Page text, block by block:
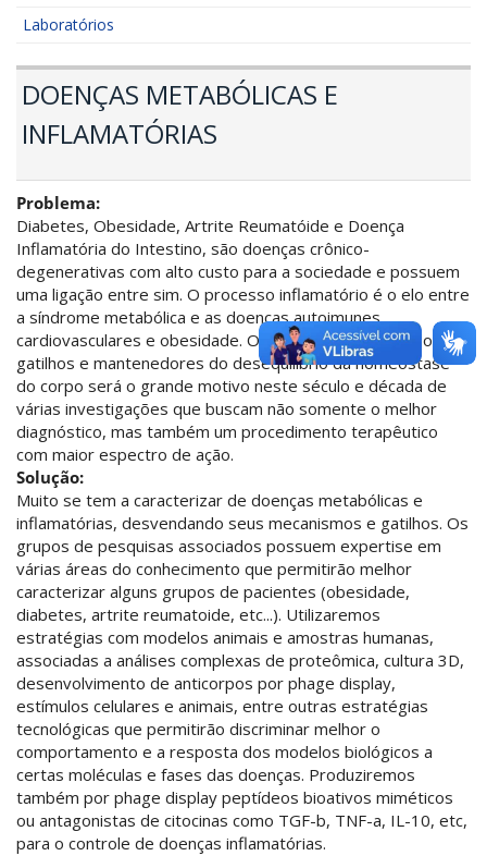
Laboratórios
DOENÇAS METABÓLICAS E
INFLAMATÓRIAS
Problema:
Diabetes, Obesidade, Artrite Reumatóide e Doença
Inflamatória do Intestino, são doenças crônico-
degenerativas com alto custo para a sociedade e possuem
uma ligação entre sim. O processo inflamatório é o elo entre
a síndrome metabólica e as doenças autoimunes,
cardiovasculares e obesidade. O conhecimento de todos os
gatilhos e mantenedores do desequilíbrio da homeostase
do corpo será o grande motivo neste século e década de
várias investigações que buscam não somente o melhor
diagnóstico, mas também um procedimento terapêutico
com maior espectro de ação.
Solução:
Muito se tem a caracterizar de doenças metabólicas e
inflamatórias, desvendando seus mecanismos e gatilhos. Os
grupos de pesquisas associados possuem expertise em
várias áreas do conhecimento que permitirão melhor
caracterizar alguns grupos de pacientes (obesidade,
diabetes, artrite reumatoide, etc...). Utilizaremos
estratégias com modelos animais e amostras humanas,
associadas a análises complexas de proteômica, cultura 3D,
desenvolvimento de anticorpos por phage display,
estímulos celulares e animais, entre outras estratégias
tecnológicas que permitirão discriminar melhor o
comportamento e a resposta dos modelos biológicos a
certas moléculas e fases das doenças. Produziremos
também por phage display peptídeos bioativos miméticos
ou antagonistas de citocinas como TGF-b, TNF-a, IL-10, etc,
para o controle de doenças inflamatórias.